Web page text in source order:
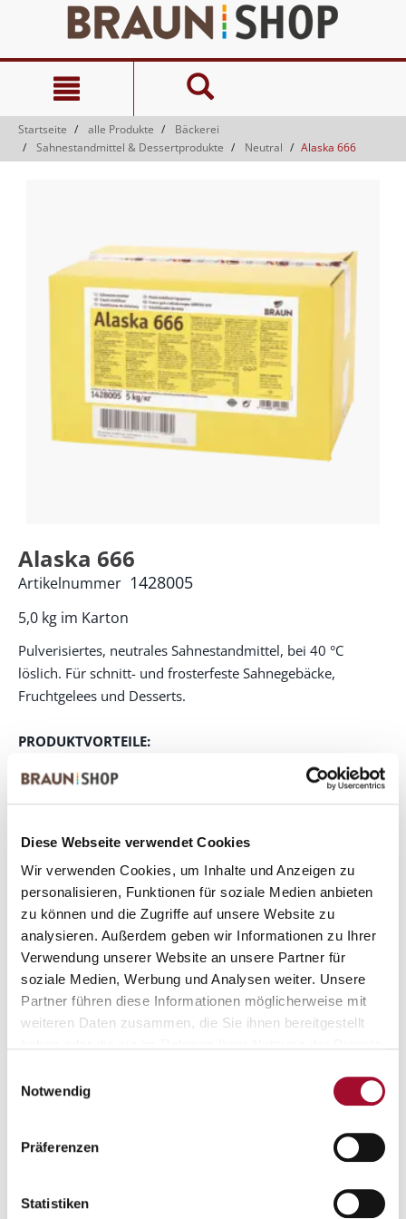
Diese Webseite verwendet Cookies
Wir verwenden Cookies, um Inhalte und Anzeigen zu
personalisieren, Funktionen für soziale Medien anbieten
zu können und die Zugriffe auf unsere Website zu
analysieren. Außerdem geben wir Informationen zu Ihrer
Verwendung unserer Website an unsere Partner für
soziale Medien, Werbung und Analysen weiter. Unsere
Partner führen diese Informationen möglicherweise mit
weiteren Daten zusammen, die Sie ihnen bereitgestellt
Notwendig
Präferenzen
Statistiken
springen
Navigationsmenü
springen
Startseite alle Produkte
Bäckerei
Sahnestandmittel & Dessertprodukte
Neutral Alaska 666
Alaska 666
5,0 kg im Karton
Artikelnummer 1428005
Pulverisiertes, neutrales Sahnestandmittel, bei 40 °C
löslich. Für schnitt- und frosterfeste Sahnegebäcke,
Fruchtgelees und Desserts.
PRODUKTVORTEILE:
Hoher Conveniencegrad
Beliebig mit BRAUN’s Dessertpasten und Fruchtpürees
5,0 kg im Karton 10,0 kg im Karton
Alaska-express Neutral